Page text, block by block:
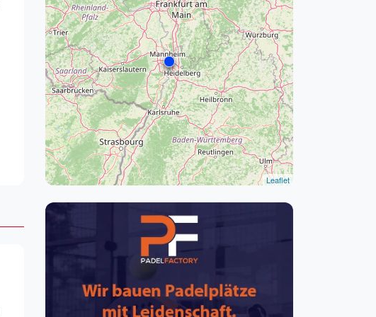
Leipzig
Dortmund
Essen
Leaflet